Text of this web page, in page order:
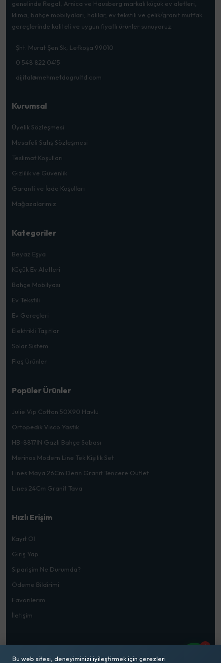
genelinde Regal, Arnica ve Hausberg markalı küçük ev aletleri,
klima, bahçe mobilyaları, halılar, ev tekstili ve çelik/granit mutfak
gereçlerinde kaliteli ve uygun fiyatlı ürünler sunuyoruz.
Şht. Murat Şen Sk, Lefkoşa 99010
0 548 822 0415
dijital@mehmetdogrultd.com
Kurumsal
Üyelik Sözleşmesi
Mesafeli Satış Sözleşmesi
Teslimat Koşulları
Gizlilik ve Güvenlik
Garanti ve İade Koşulları
Mağazalarımız
Kategoriler
Beyaz Eşya
Küçük Ev Aletleri
Bahçe Mobilyası
Ev Tekstili
Ev Gereçleri
Elektrikli Taşıtlar
Solar Sistem
Flaş Ürünler
Popüler Ürünler
Julie Vip Cotton 50X90 Havlu
Ortopedik Visco Yastık
HB-8817IN Gazlı Bahçe Sobası
Merinos Modern Line Tek Kişilik Set
Lines Maya 26Cm Derin Granit Tencere Outlet
Lines 24Cm Granit Tava
Hızlı Erişim
Kayıt Ol
Giriş Yap
Siparişim Ne Durumda?
Ödeme Bildirimi
Favorilerim
İletişim
1
Bu web sitesi, deneyiminizi iyileştirmek için çerezleri